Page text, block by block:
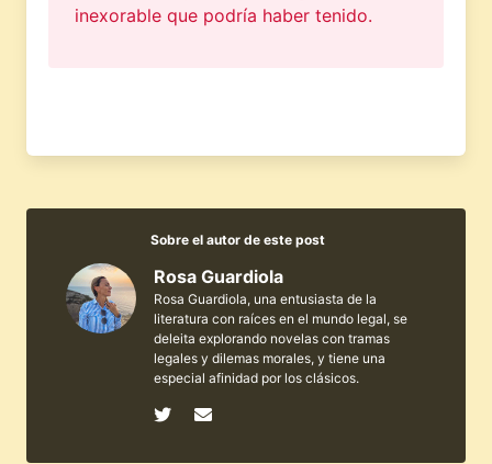
inexorable que podría haber tenido.
Sobre el autor de este post
Rosa Guardiola
Rosa Guardiola, una entusiasta de la
literatura con raíces en el mundo legal, se
deleita explorando novelas con tramas
legales y dilemas morales, y tiene una
especial afinidad por los clásicos.